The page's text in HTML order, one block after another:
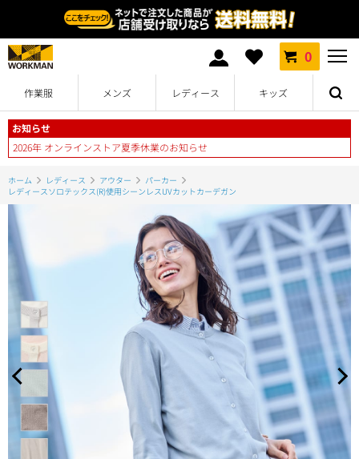
0
作業服 メンズ レディース キッズ
お知らせ
2026年 オンラインストア夏季休業のお知らせ
ホーム レディース アウター
パーカー
レディースソロテックス(R)使用シーンレスUVカットカーデガン